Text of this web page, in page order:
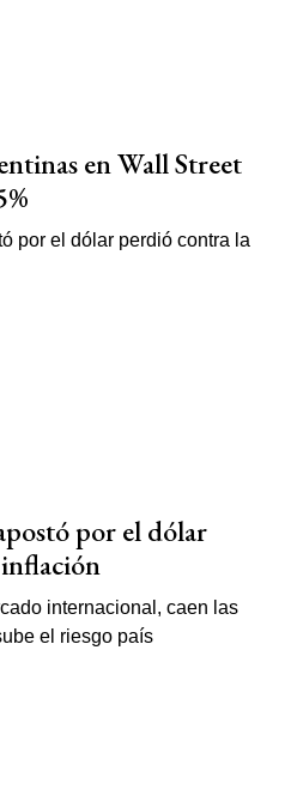
en Wall Street
por el dólar